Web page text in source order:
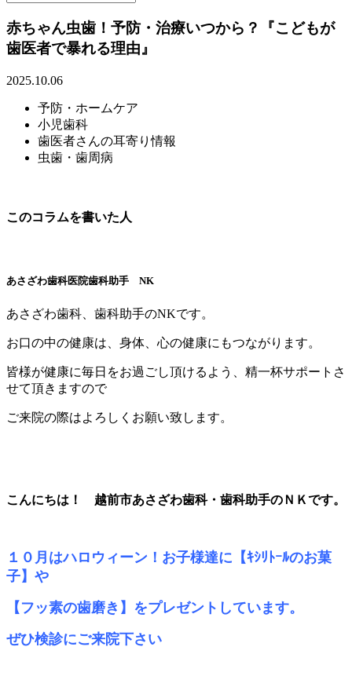
赤ちゃん虫歯！予防・治療いつから？『こどもが
歯医者で暴れる理由』
2025.10.06
予防・ホームケア
小児歯科
歯医者さんの耳寄り情報
虫歯・歯周病
このコラムを書いた人
あさざわ歯科医院歯科助手 NK
あさざわ歯科、歯科助手のNKです。
お口の中の健康は、身体、心の健康にもつながります。
皆様が健康に毎日をお過ごし頂けるよう、精一杯サポートさ
せて頂きますので
ご来院の際はよろしくお願い致します。
こんにちは！ 越前市あさざわ歯科・歯科助手のＮＫです。
１０月はハロウィーン！お子様達に 【ｷｼﾘﾄｰﾙのお菓
子】 や
【 フッ素の歯磨き 】 をプレゼントしています。
ぜひ検診にご来院下さい